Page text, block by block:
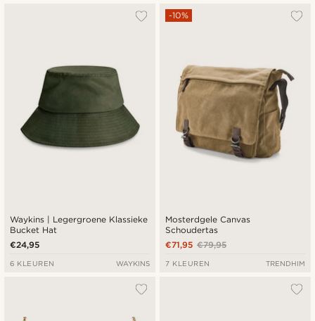
Waykins | Legergroene Klassieke
Bucket Hat
€24,95
6 KLEUREN WAYKINS
Mosterdgele Canvas
Schoudertas
-10%
€79,95
€71,95
7 KLEUREN TRENDHIM